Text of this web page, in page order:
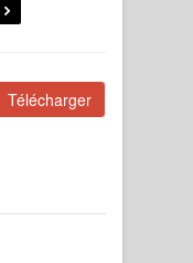
Télécharger